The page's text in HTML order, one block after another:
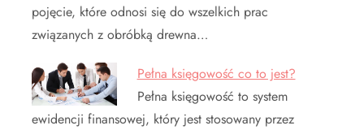
pojęcie, które odnosi się do wszelkich prac
związanych z obróbką drewna…
Pełna księgowość co to jest?
Pełna księgowość to system
ewidencji finansowej, który jest stosowany przez